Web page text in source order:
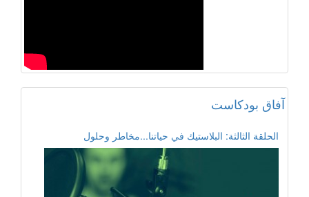
آفاق بودكاست
الحلقة الثالثة: البلاستيك في حياتنا...مخاطر وحلول